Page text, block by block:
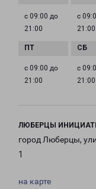
с 09:00 до
21:00
с
21:00
с 09:00 до
21:00
с
21:00
ЛЮБЕРЦЫ
город Люберцы,
1
на карте